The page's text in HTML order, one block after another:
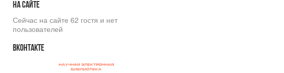
Насайте
Сейчас на сайте 62 гостя и нет
пользователей
Вконтакте